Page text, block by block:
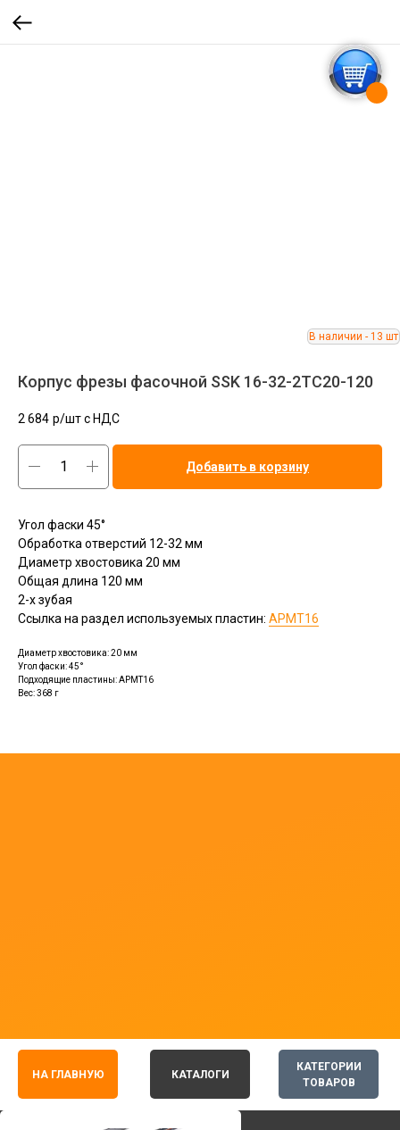
Корпус фрезы фасочной SSK 16-32-2TC20-120
2 684 р/шт c НДС
Добавить в корзину
Угол фаски 45°
Обработка отверстий 12-32 мм
Диаметр хвостовика 20 мм
Общая длина 120 мм
2-х зубая
Ссылка на раздел используемых пластин: APMT16
Диаметр хвостовика: 20 мм
Угол фаски: 45°
Подходящие пластины: APMT16
Вес: 368 г
КАТЕГОРИИ
ТОВАРОВ
НА ГЛАВНУЮ КАТАЛОГИ